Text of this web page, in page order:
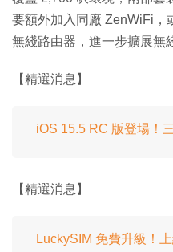
要額外加入同廠 ZenWiFi，
無綫路由器，進一步擴展無
【精選消息】
iOS 15.5 RC 版登場！
【精選消息】
LuckySIM 免費升級！